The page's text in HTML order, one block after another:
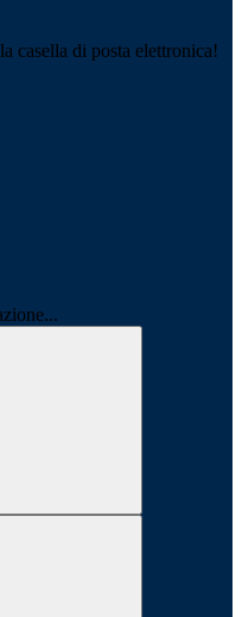
casella di posta elettronica!